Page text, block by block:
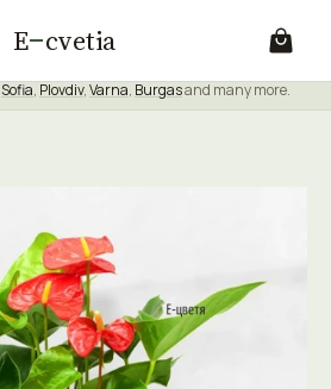
E cvetia
Sofia, Plovdiv,Varna, Burgasand many more.